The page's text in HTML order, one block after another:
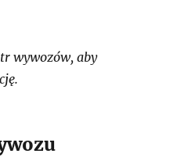
wywozów, aby